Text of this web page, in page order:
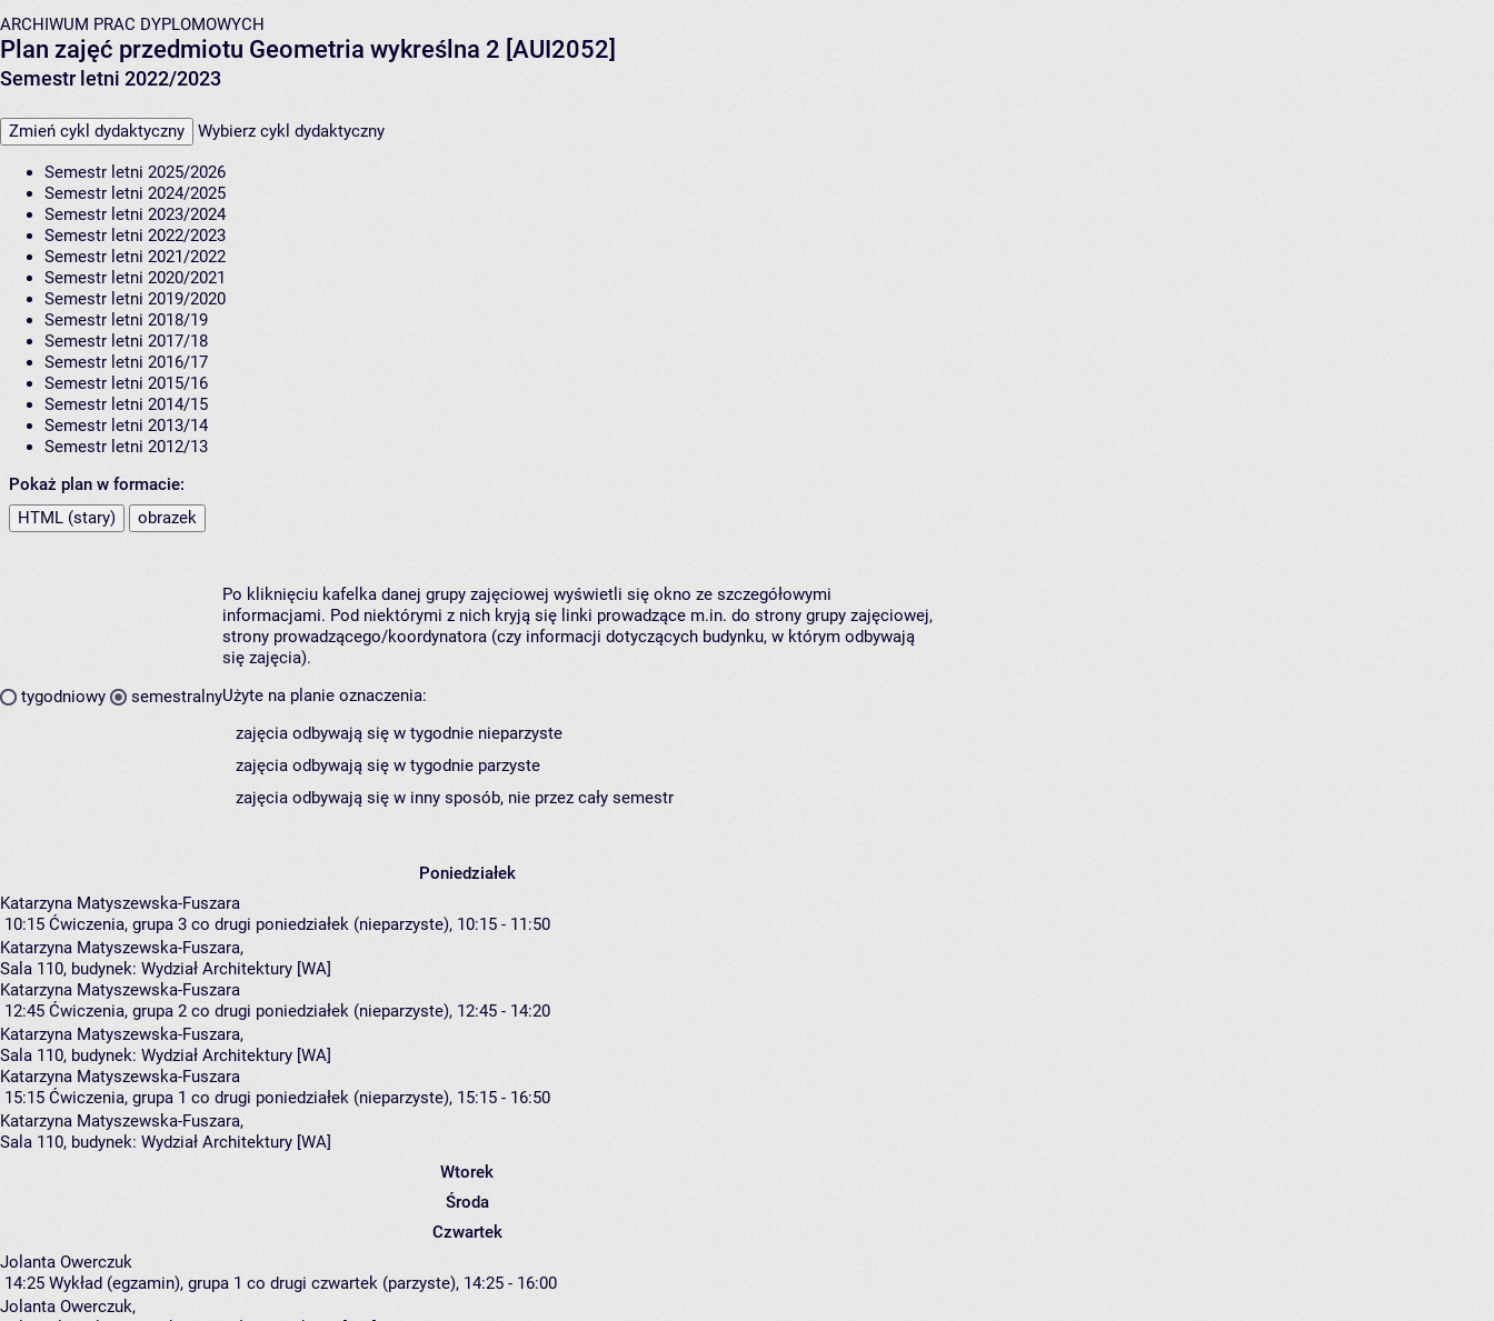
ARCHIWUM PRAC DYPLOMOWYCH
Plan zajęć przedmiotu Geometria wykreślna 2 [AUI2052]
Semestr letni 2022/2023
Zmień cykl dydaktyczny Wybierz cykl dydaktyczny
Semestr letni 2025/2026
Semestr letni 2024/2025
Semestr letni 2023/2024
Semestr letni 2022/2023
Semestr letni 2021/2022
Semestr letni 2020/2021
Semestr letni 2019/2020
Semestr letni 2018/19
Semestr letni 2017/18
Semestr letni 2016/17
Semestr letni 2015/16
Semestr letni 2014/15
Semestr letni 2013/14
Semestr letni 2012/13
Pokaż plan w formacie:
HTML (stary)
obrazek
tygodniowy semestralny
Po kliknięciu kafelka danej grupy zajęciowej wyświetli się okno ze szczegółowymi
informacjami. Pod niektórymi z nich kryją się linki prowadzące m.in. do strony grupy zajęciowej,
strony prowadzącego/koordynatora (czy informacji dotyczących budynku, w którym odbywają
się zajęcia).
Użyte na planie oznaczenia:
zajęcia odbywają się w tygodnie nieparzyste
zajęcia odbywają się w tygodnie parzyste
zajęcia odbywają się w inny sposób, nie przez cały semestr
Poniedziałek
Katarzyna Matyszewska-Fuszara
10:15 Ćwiczenia, grupa 3 co drugi poniedziałek (nieparzyste), 10:15 - 11:50
Katarzyna Matyszewska-Fuszara,
Sala 110, budynek: Wydział Architektury [WA]
Katarzyna Matyszewska-Fuszara
12:45 Ćwiczenia, grupa 2 co drugi poniedziałek (nieparzyste), 12:45 - 14:20
Katarzyna Matyszewska-Fuszara,
Sala 110, budynek: Wydział Architektury [WA]
Katarzyna Matyszewska-Fuszara
15:15 Ćwiczenia, grupa 1 co drugi poniedziałek (nieparzyste), 15:15 - 16:50
Katarzyna Matyszewska-Fuszara,
Sala 110, budynek: Wydział Architektury [WA]
Wtorek
Środa
Czwartek
Jolanta Owerczuk
14:25 Wykład (egzamin), grupa 1 co drugi czwartek (parzyste), 14:25 - 16:00
Jolanta Owerczuk,